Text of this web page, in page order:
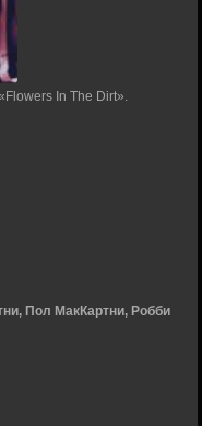
In The Dirt».
Пол МакКартни, Робби